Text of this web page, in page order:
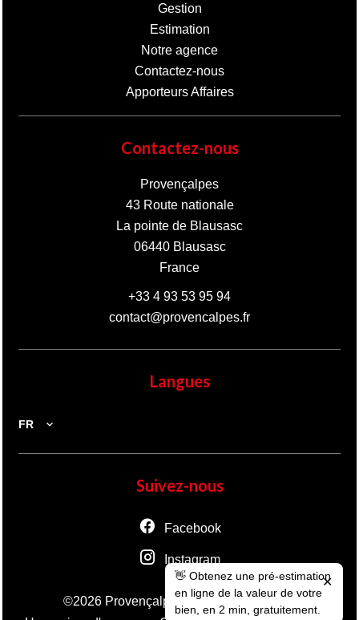
Gestion
Estimation
Notre agence
Contactez-nous
Apporteurs Affaires
Contactez-nous
Provençalpes
43 Route nationale
La pointe de Blausasc
06440Blausasc
France
+33 4 93 53 95 94
contact@provencalpes.fr
Langues
FR
Suivez-nous
Facebook
Instagram
©2026 Provençalpes
Mentions légales
👋 Obtenez une pré-estimation
en ligne de la valeur de votre
bien, en 2 min, gratuitement.
✕